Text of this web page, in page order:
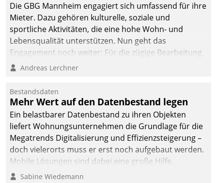
Die GBG Mannheim engagiert sich umfassend für ihre
Mieter. Dazu gehören kulturelle, soziale und
sportliche Aktivitäten, die eine hohe Wohn- und
Lebensqualität unterstützen. Nun geht das
Engagement noch weiter: Für die zügige Bearbeitung
von Beschwerden – oder Lob – richtet das
und Beschwerde-Management einen eigenen Kanal
ein.
Andreas Lerchner
Bestandsdaten
Mehr Wert auf den Datenbestand legen
Ein belastbarer Datenbestand zu ihren Objekten
liefert Wohnungsunternehmen die Grundlage für die
Megatrends Digitalisierung und Effizienzsteigerung –
doch vielerorts muss er erst noch aufgebaut werden.
Mobile Lösungen sind dabei eine große Hilfe.
Sabine Wiedemann